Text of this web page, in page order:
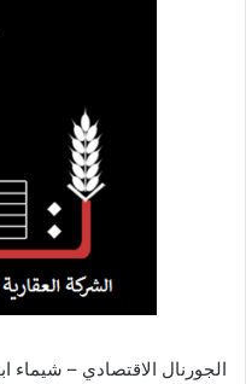
الجورنال الاقتصادي – شيماء